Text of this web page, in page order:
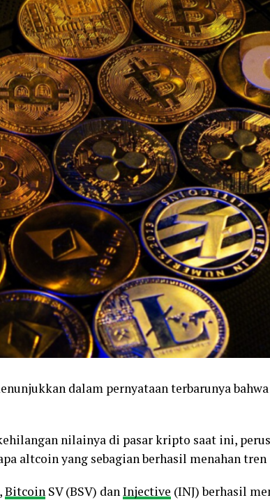
dalam pernyataan terbarunya
nilainya di pasar kripto saat ini,
altcoin yang sebagian berhasil menahan
Bitcoin SV (BSV) danInjective (INJ) berhasil